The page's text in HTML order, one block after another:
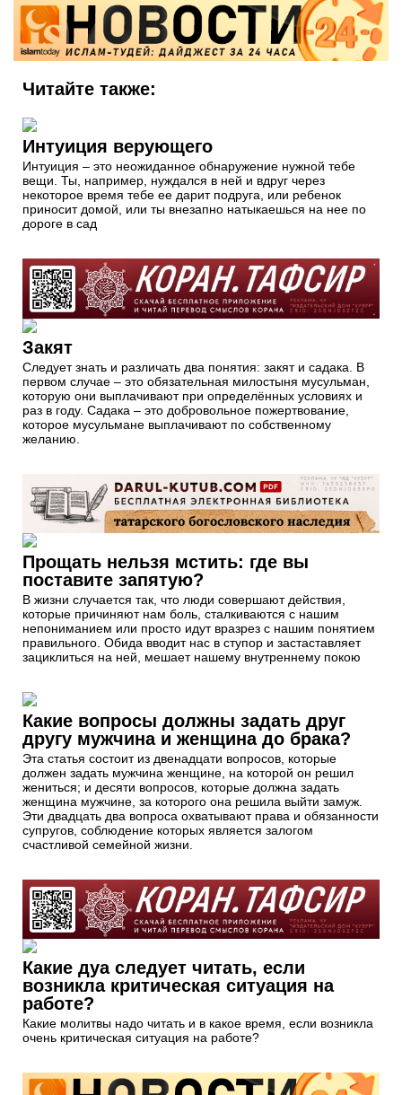
Читайте также:
Интуиция верующего
Интуиция – это неожиданное обнаружение нужной тебе
вещи. Ты, например, нуждался в ней и вдруг через
некоторое время тебе ее дарит подруга, или ребенок
приносит домой, или ты внезапно натыкаешься на нее по
дороге в сад
Закят
Следует знать и различать два понятия: закят и садака. В
первом случае – это обязательная милостыня мусульман,
которую они выплачивают при определённых условиях и
раз в году. Садака – это добровольное пожертвование,
которое мусульмане выплачивают по собственному
желанию.
Прощать нельзя мстить: где вы
поставите запятую?
В жизни случается так, что люди совершают действия,
которые причиняют нам боль, сталкиваются с нашим
непониманием или просто идут вразрез с нашим понятием
правильного. Обида вводит нас в ступор и застаставляет
зациклиться на ней, мешает нашему внутреннему покою
Какие вопросы должны задать друг
другу мужчина и женщина до брака?
Эта статья состоит из двенадцати вопросов, которые
должен задать мужчина женщине, на которой он решил
жениться; и десяти вопросов, которые должна задать
женщина мужчине, за которого она решила выйти замуж.
Эти двадцать два вопроса охватывают права и обязанности
супругов, соблюдение которых является залогом
счастливой семейной жизни.
Какие дуа следует читать, если
возникла критическая ситуация на
работе?
Какие молитвы надо читать и в какое время, если возникла
очень критическая ситуация на работе?